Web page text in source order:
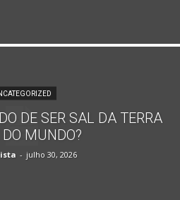
DE SER SAL DA TERRA
MUNDO?
- julho 30, 2026